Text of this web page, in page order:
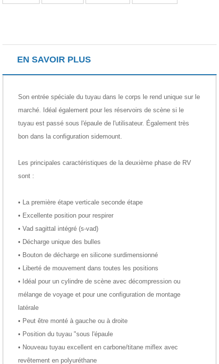
EN SAVOIR PLUS
Son entrée spéciale du tuyau dans le corps le rend unique sur le
marché. Idéal également pour les réservoirs de scène si le
tuyau est passé sous l'épaule de l'utilisateur. Également très
bon dans la configuration sidemount.
Les principales caractéristiques de la deuxième phase de RV
sont :
• La première étape verticale seconde étape
• Excellente position pour respirer
• Vad sagittal intégré (s-vad)
• Décharge unique des bulles
• Bouton de décharge en silicone surdimensionné
• Liberté de mouvement dans toutes les positions
• Idéal pour un cylindre de scène avec décompression ou
mélange de voyage et pour une configuration de montage
latérale
• Peut être monté à gauche ou à droite
• Position du tuyau "sous l'épaule
• Nouveau tuyau excellent en carbone/titane miflex avec
revêtement en polyuréthane